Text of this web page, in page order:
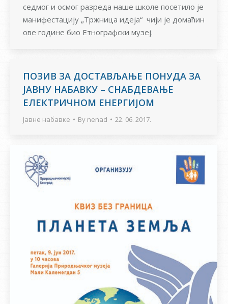
седмог и осмог разреда наше школе посетило је
манифестацију „Тржница идеја“ чији је домаћин
ове године био Етнографски музеј.
ПОЗИВ ЗА ДОСТАВЉАЊЕ ПОНУДА ЗА
ЈАВНУ НАБАВКУ – СНАБДЕВАЊЕ
ЕЛЕКТРИЧНОМ ЕНЕРГИЈОМ
Јавне набавке By nenad 22. 06. 2017.